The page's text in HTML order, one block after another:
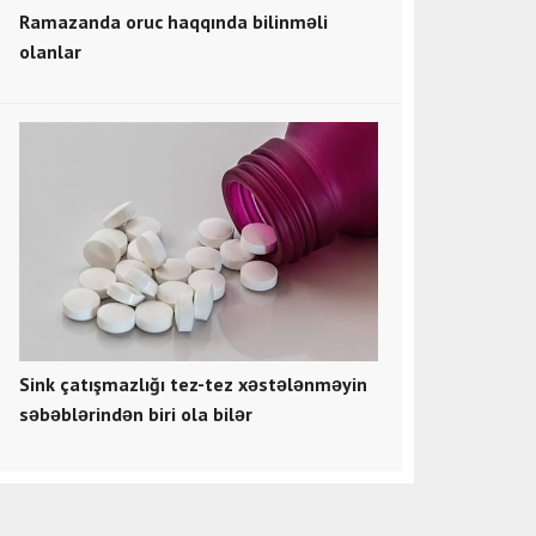
Ramazanda oruc haqqında bilinməli
olanlar
Sink çatışmazlığı tez-tez xəstələnməyin
səbəblərindən biri ola bilər